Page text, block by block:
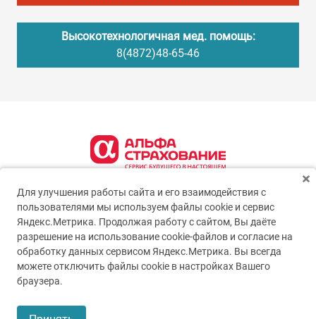
Высокотехнологичная мед. помощь:
8(4872)48-65-46
Для улучшения работы сайта и его взаимодействия с
пользователями мы используем файлы cookie и сервис
Яндекс.Метрика. Продолжая работу с сайтом, Вы даёте
разрешение на использование cookie-файлов и согласие на
обработку данных сервисом Яндекс.Метрика. Вы всегда
можете отключить файлы cookie в настройках Вашего
браузера.